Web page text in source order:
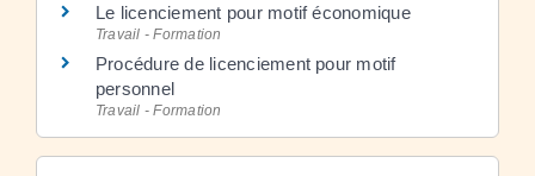
Le licenciement pour motif économique
Travail - Formation
Procédure de licenciement pour motif
personnel
Travail - Formation